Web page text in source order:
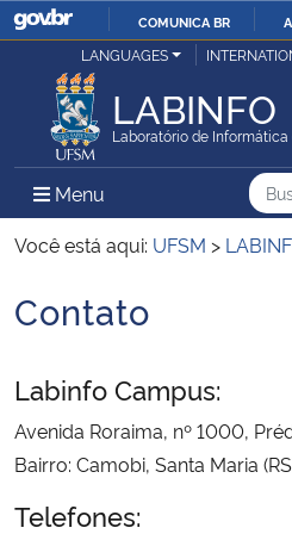
IR
O
COMUNICA BR
Ministério da Justiça e Segurança Pública
Ministério da Defesa
Ministério das Relações Exteriores
Ministério da Economia
Ministério da Agricultura, Pecuária e
LANGUAGES
LABINFO
Laboratório de Informática
Menu Menu Principal do
Você está aqui: UFSM >
Início do conteúdo
Contato
Labinfo Campus:
Avenida Roraima, nº 1000,
Bairro: Camobi, Santa Maria
Telefones: